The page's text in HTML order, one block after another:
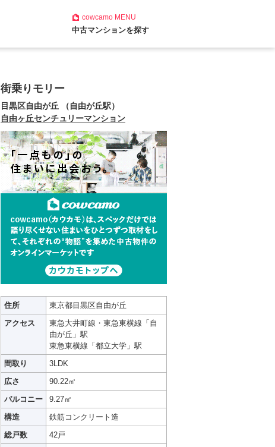
cowcamoMENU
中古マンションを探す
街乗りモリー
目黒区自由が丘 （自由が丘駅）
自由ヶ丘センチュリーマンション
住所
東京都目黒区自由が丘
アクセス
東急大井町線・東急東横線「自
由が丘」駅
東急東横線「都立大学」駅
間取り
3LDK
広さ
90.22㎡
バルコニー
9.27㎡
構造
鉄筋コンクリート造
総戸数
42戸